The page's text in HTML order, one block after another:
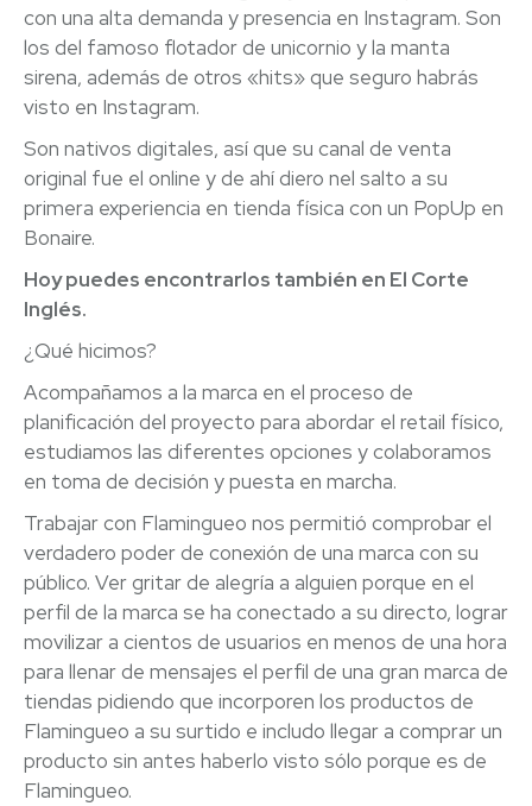
con una alta demanda y presencia en Instagram. Son
los del famoso flotador de unicornio y la manta
sirena, además de otros «hits» que seguro habrás
visto en Instagram.
Son nativos digitales, así que su canal de venta
original fue el online y de ahí diero nel salto a su
primera experiencia en tienda física con un PopUp en
Bonaire.
Hoy puedes encontrarlos también en El Corte
Inglés.
¿Qué hicimos?
Acompañamos a la marca en el proceso de
planificación del proyecto para abordar el retail físico,
estudiamos las diferentes opciones y colaboramos
en toma de decisión y puesta en marcha.
Trabajar con Flamingueo nos permitió comprobar el
verdadero poder de conexión de una marca con su
público. Ver gritar de alegría a alguien porque en el
perfil de la marca se ha conectado a su directo, lograr
movilizar a cientos de usuarios en menos de una hora
para llenar de mensajes el perfil de una gran marca de
tiendas pidiendo que incorporen los productos de
Flamingueo a su surtido e includo llegar a comprar un
producto sin antes haberlo visto sólo porque es de
Flamingueo.